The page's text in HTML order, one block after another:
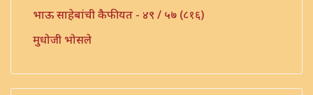
भाऊ साहेबांची कैफीयत - ४९ / ५७ (८१६)
मुधोजी भोसले
मौजे कणी पो. इंदापूर